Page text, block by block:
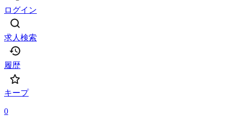
ログイン
求人検索
履歴
キープ
0